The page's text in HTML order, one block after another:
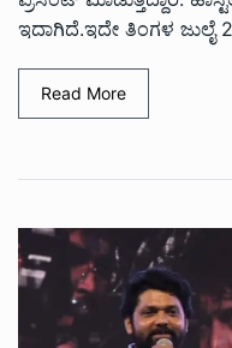
ಇದಾಗಿದೆ.ಇದೇ ತಿಂಗಳ ಜುಲೈ
Read More